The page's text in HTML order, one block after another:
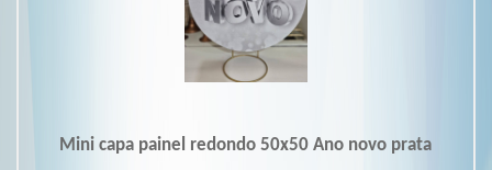
Mini capa painel redondo 50x50 Ano novo prata